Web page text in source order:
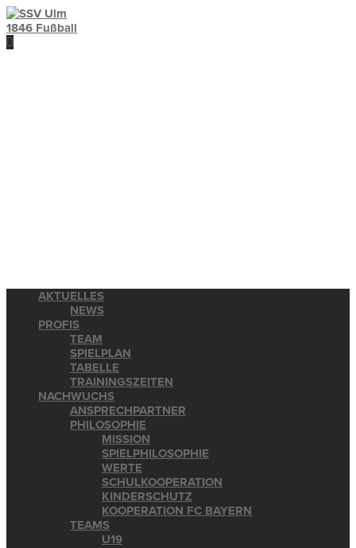
AKTUELLES
NEWS
PROFIS
TEAM
SPIELPLAN
TABELLE
TRAININGSZEITEN
NACHWUCHS
ANSPRECHPARTNER
PHILOSOPHIE
MISSION
SPIELPHILOSOPHIE
WERTE
SCHULKOOPERATION
KINDERSCHUTZ
KOOPERATION FC BAYERN
TEAMS
U19